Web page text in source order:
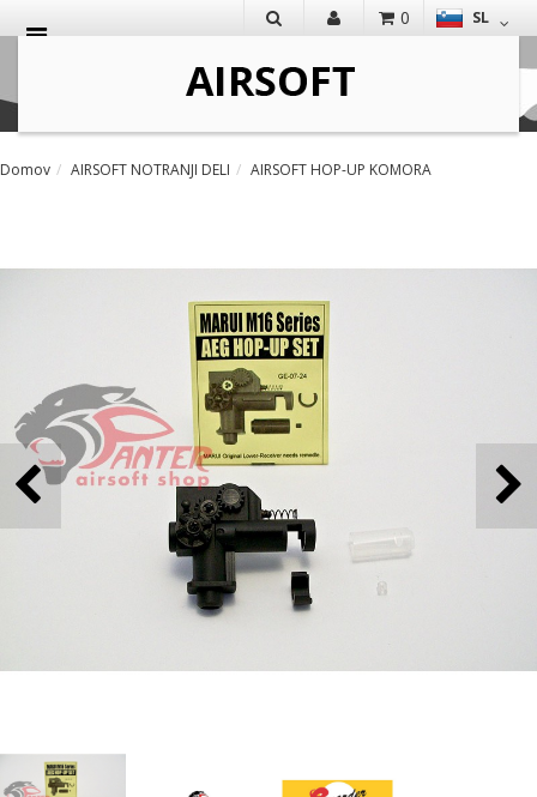
SL
0
Domov AIRSOFT NOTRANJI DELI AIRSOFT HOP-UP KOMORA